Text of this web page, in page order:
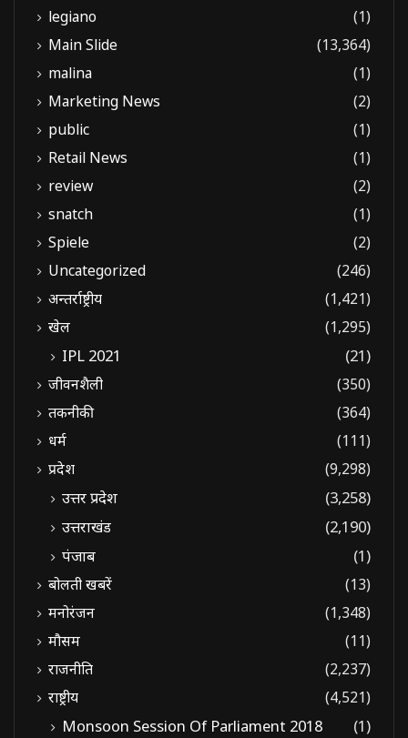
legiano
(1)
Main Slide
(13,364)
malina
(1)
Marketing News
(2)
public
(1)
Retail News
(1)
review
(2)
snatch
(1)
Spiele
(2)
Uncategorized
(246)
अन्तर्राष्ट्रीय
(1,421)
खेल
(1,295)
IPL 2021 (21)
जीवनशैली
(350)
तकनीकी
(364)
धर्म
(111)
प्रदेश
(9,298)
उत्तर प्रदेश
(3,258)
उत्तराखंड
(2,190)
पंजाब
(1)
बोलती खबरें
(13)
मनोरंजन
(1,348)
मौसम
(11)
राजनीति
(2,237)
राष्ट्रीय
(4,521)
Monsoon Session Of Parliament 2018
(1)